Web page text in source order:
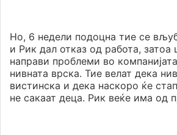
Но, 6 недели подоцна тие се
и Рик дал отказ од работа, затоа
направи проблеми во
нивната врска. Тие велат дека
вистинска и дека наскоро ќе
не сакаат деца. Рик веќе има од